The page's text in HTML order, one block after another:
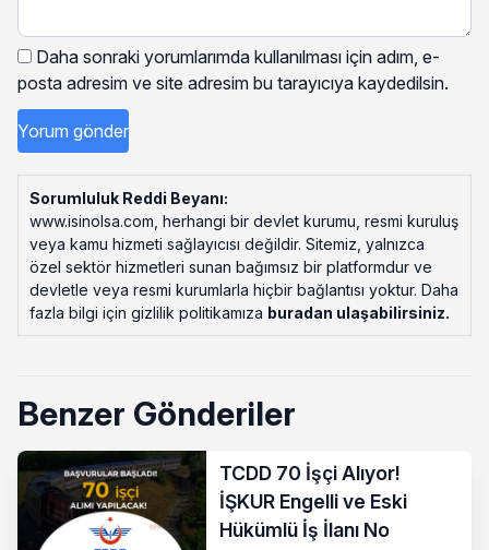
Daha sonraki yorumlarımda kullanılması için adım, e-
posta adresim ve site adresim bu tarayıcıya kaydedilsin.
Sorumluluk Reddi Beyanı:
www.isinolsa.com, herhangi bir devlet kurumu, resmi kuruluş
veya kamu hizmeti sağlayıcısı değildir. Sitemiz, yalnızca
özel sektör hizmetleri sunan bağımsız bir platformdur ve
devletle veya resmi kurumlarla hiçbir bağlantısı yoktur. Daha
fazla bilgi için gizlilik politikamıza buradan ulaşabilirsiniz.
Benzer Gönderiler
TCDD 70 İşçi Alıyor!
İŞKUR Engelli ve Eski
Hükümlü İş İlanı No